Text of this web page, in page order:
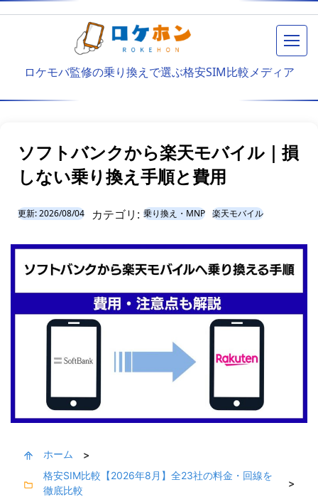
メニ
ロケモバ監修の乗り換えで選ぶ格安SIM比較メディア
ソフトバンクから楽天モバイル｜損
しない乗り換え手順と費用
更新:2026/08/04 カテゴリ: 乗り換え・MNP 楽天モバイル
ホーム
>
格安SIM比較【2026年8月】全23社の料金・回線を
徹底比較
>